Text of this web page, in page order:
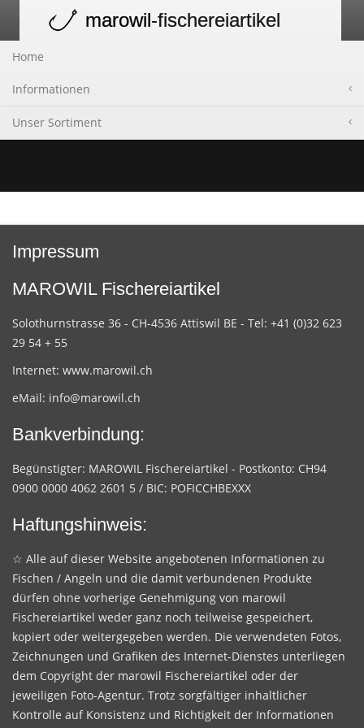
navigation
marowil-fischereiartikel
Home
Informationen
Unser Sortiment
Impressum
MAROWIL Fischereiartikel
Solothurnstrasse 36 - CH-4536 Attiswil BE - Tel: +41 (0)32 623
29 54 + 55
Internet: www.marowil.ch
eMail: info@marowil.ch
Bankverbindung:
Begünstigter: MAROWIL Fischereiartikel - Postkonto: CH94
0900 0000 4062 2601 5 / BIC: POFICCHBEXXX
Haftungshinweis:
☆ Alle auf dieser Website angebotenen Informationen zu
Fischen / Angeln und die damit verbundenen Produkte
dürfen ohne vorherige Genehmigung von marowil
Fischereiartikel weder ganz noch teilweise gespeichert,
kopiert oder weitergegeben werden. Die verwendeten Fotos,
Zeichnungen und Grafiken des Internet-Dienstes unterliegen
dem Copyright der marowil Fischereiartikel oder der
jeweiligen Foto-Agentur. Trotz sorgfältiger inhaltlicher
Kontrolle auf Konsistenz und Richtigkeit der Informationen